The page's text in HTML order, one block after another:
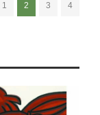
1 2 3 4